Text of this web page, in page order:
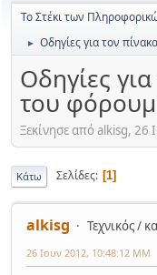
Το Στέκι των
► Οδηγίες για τον
Οδηγίες
του φόρουμ
Ξεκίνησε από alkisg,
Κάτω Σελίδες 1
alkisg Τεχνικός /
26 Ιουν 2012, 10:48:12 ΜΜ